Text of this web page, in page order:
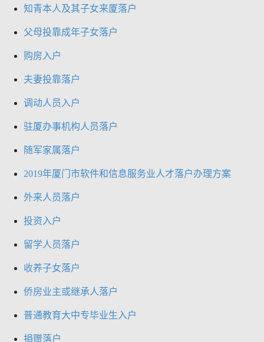
知青本人及其子女来厦落户
父母投靠成年子女落户
购房入户
夫妻投靠落户
调动人员入户
驻厦办事机构人员落户
随军家属落户
2019年厦门市软件和信息服务业人才落户办理方案
外来人员落户
投资入户
留学人员落户
收养子女落户
侨房业主或继承人落户
普通教育大中专毕业生入户
捐赠落户